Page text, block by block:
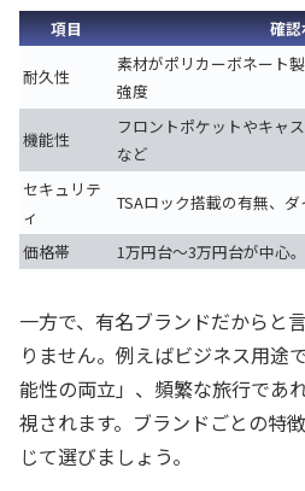
項目 確
耐久性
素材がポリカーボネート
強度
機能性
フロントポケットやキャ
など
セキュリテ
ィ
TSAロック搭載の有無、
価格帯 1万円台～3万円台が中心
一方で、有名ブランドだからと
りません。例えばビジネス用途
能性の両立」、頻繁な旅行であ
視されます。ブランドごとの特
じて選びましょう。